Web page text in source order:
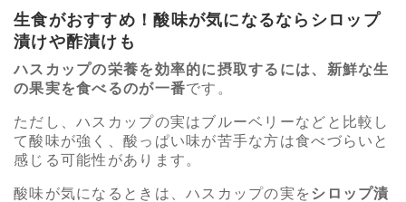
生食がおすすめ！酸味が気になるならシロップ
漬けや酢漬けも
ハスカップの栄養を効率的に摂取するには、新鮮な生
の果実を食べるのが一番です。
ただし、ハスカップの実はブルーベリーなどと比較し
て酸味が強く、酸っぱい味が苦手な方は食べづらいと
感じる可能性があります。
酸味が気になるときは、ハスカップの実を シロップ漬